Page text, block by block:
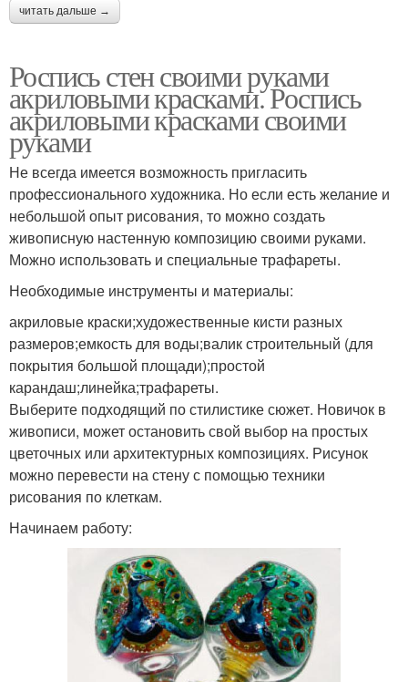
читать дальше →
Роспись стен своими руками
акриловыми красками. Роспись
акриловыми красками своими
руками
Не всегда имеется возможность пригласить
профессионального художника. Но если есть желание и
небольшой опыт рисования, то можно создать
живописную настенную композицию своими руками.
Можно использовать и специальные трафареты.
Необходимые инструменты и материалы:
акриловые краски;художественные кисти разных
размеров;емкость для воды;валик строительный (для
покрытия большой площади);простой
карандаш;линейка;трафареты.
Выберите подходящий по стилистике сюжет. Новичок в
живописи, может остановить свой выбор на простых
цветочных или архитектурных композициях. Рисунок
можно перевести на стену с помощью техники
рисования по клеткам.
Начинаем работу: